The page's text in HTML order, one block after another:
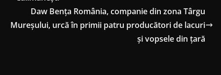
Daw Bența România, companie din zona Târgu
Mureșului, urcă în primii patru producători de lacuri
și vopsele din țară